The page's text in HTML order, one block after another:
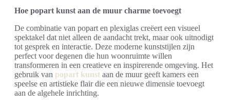
Hoe popart kunst aan de muur charme toevoegt
De combinatie van popart en plexiglas creëert een visueel
spektakel dat niet alleen de aandacht trekt, maar ook uitnodigt
tot gesprek en interactie. Deze moderne kunststijlen zijn
perfect voor degenen die hun woonruimte willen
transformeren in een creatieve en inspirerende omgeving. Het
gebruik van popart kunst aan de muur geeft kamers een
speelse en artistieke flair die een nieuwe dimensie toevoegt
aan de algehele inrichting.